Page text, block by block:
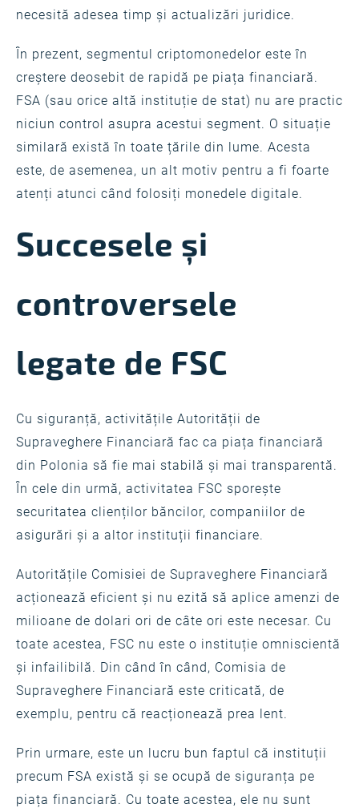
necesită adesea timp și actualizări juridice.
În prezent, segmentul criptomonedelor este în
creștere deosebit de rapidă pe piața financiară.
FSA (sau orice altă instituție de stat) nu are practic
niciun control asupra acestui segment. O situație
similară există în toate țările din lume. Acesta
este, de asemenea, un alt motiv pentru a fi foarte
atenți atunci când folosiți monedele digitale.
Succesele și
controversele
legate de FSC
Cu siguranță, activitățile Autorității de
Supraveghere Financiară fac ca piața financiară
din Polonia să fie mai stabilă și mai transparentă.
În cele din urmă, activitatea FSC sporește
securitatea clienților băncilor, companiilor de
asigurări și a altor instituții financiare.
Autoritățile Comisiei de Supraveghere Financiară
acționează eficient și nu ezită să aplice amenzi de
milioane de dolari ori de câte ori este necesar. Cu
toate acestea, FSC nu este o instituție omniscientă
și infailibilă. Din când în când, Comisia de
Supraveghere Financiară este criticată, de
exemplu, pentru că reacționează prea lent.
Prin urmare, este un lucru bun faptul că instituții
precum FSA există și se ocupă de siguranța pe
piața financiară. Cu toate acestea, ele nu sunt